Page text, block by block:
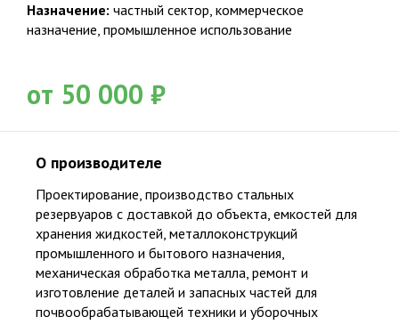
Подтверждаю ознакомление и даю согласие на обработку
персональных данных в соответствии с Положением о
персональных данных.
Назначение: частный сектор, коммерческое
назначение, промышленное использование
от 50 000 ₽
О производителе
Проектирование, производство стальных
резервуаров с доставкой до объекта, емкостей для
хранения жидкостей, металлоконструкций
промышленного и бытового назначения,
механическая обработка металла, ремонт и
изготовление деталей и запасных частей для
почвообрабатывающей техники и уборочных